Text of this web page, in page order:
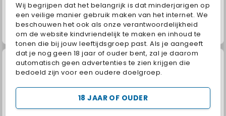
Wij begrijpen dat het belangrijk is dat minderjarigen op
een veilige manier gebruik maken van het internet. We
beschouwen het ook als onze verantwoordelijkheid
om de website kindvriendelijk te maken en inhoud te
tonen die bij jouw leeftijdsgroep past. Als je aangeeft
dat je nog geen 18 jaar of ouder bent, zal je daarom
automatisch geen advertenties te zien krijgen die
bedoeld zijn voor een oudere doelgroep.
18 JAAR OF OUDER
Heroes of Myths Jewel Garden Story